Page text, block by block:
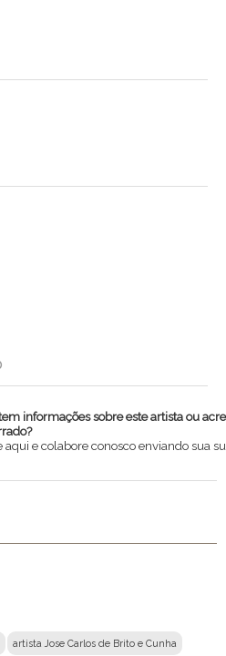
informações sobre este artista ou
aqui e colabore conosco enviando sua
artista Jose Carlos de Brito e Cunha